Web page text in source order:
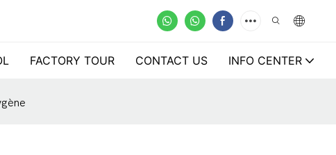
FACTORY TOUR CONTACT US INFO CENTER